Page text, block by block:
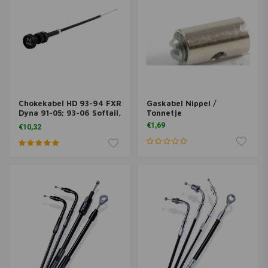
Chokekabel HD 93-94 FXR
Dyna 91-05; 93-06 Softail,
FLT; 88-06 XL
€10,32
Gaskabel Nippel /
Tonnetje
€1,69